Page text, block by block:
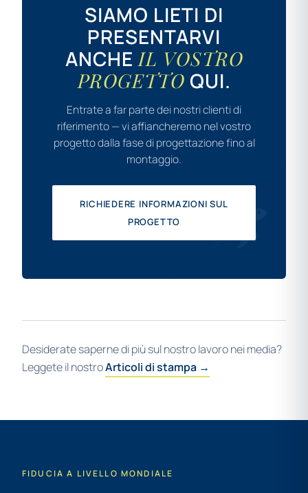
SIAMO LIETI DI
PRESENTARVI
ANCHE IL VOSTRO
PROGETTO QUI.
Entrate a far parte dei nostri clienti di
riferimento — vi affiancheremo nel vostro
progetto dalla fase di progettazione fino al
montaggio.
RICHIEDERE INFORMAZIONI SUL
PROGETTO
Desiderate saperne di più sul nostro lavoro nei media?
Leggete il nostroArticoli di stampa →
FIDUCIA A LIVELLO MONDIALE